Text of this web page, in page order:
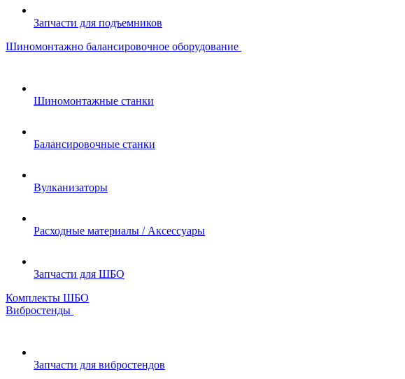
Запчасти для подъемников
Шиномонтажно балансировочное оборудование
Шиномонтажные станки
Балансировочные станки
Вулканизаторы
Расходные материалы / Аксессуары
Запчасти для ШБО
Комплекты ШБО
Вибростенды
Запчасти для вибростендов